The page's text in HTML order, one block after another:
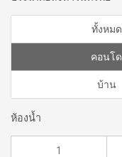
ทั้งหมด
คอนโด
บ้าน
ห้องน้ำ
1